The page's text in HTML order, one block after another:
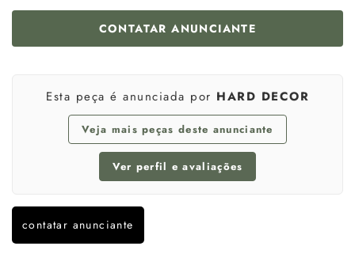
200
300
CONTATAR ANUNCIANTE
Esta peça é anunciada por HARD DECOR
Veja mais peças deste anunciante
Ver perfil e avaliações
contatar anunciante